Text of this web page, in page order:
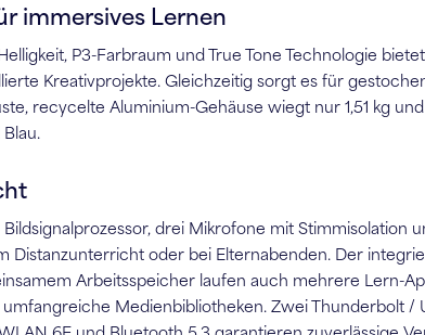
immersives Lernen
P3-Farbraum und True Tone Technologie
Kreativprojekte. Gleichzeitig sorgt es für
recycelte Aluminium-Gehäuse wiegt nur 1,51 kg
drei Mikrofone mit Stimmisolation
Distanzunterricht oder bei Elternabenden. Der
Arbeitsspeicher laufen auch mehrere Lern-
Medienbibliotheken. Zwei Thunderbolt /